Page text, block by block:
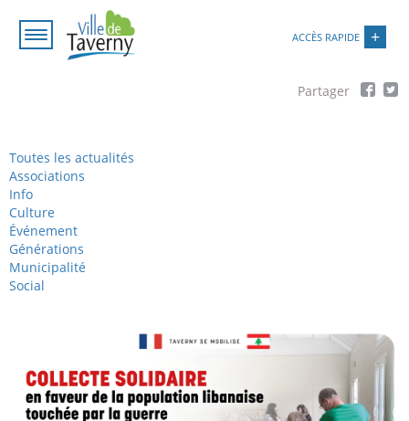
contenu
ACCÈS RAPIDE
Toutes les actualités
Associations
Info
Culture
Événement
Générations
Municipalité
Social
Paramétrer les cookies